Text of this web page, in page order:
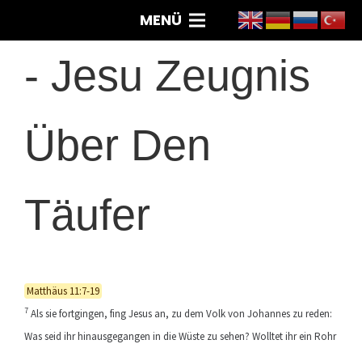
MENÜ
- Jesu Zeugnis
Über Den
Täufer
Matthäus 11:7-19
7 Als sie fortgingen, fing Jesus an, zu dem Volk von Johannes zu reden:
Was seid ihr hinausgegangen in die Wüste zu sehen? Wolltet ihr ein Rohr